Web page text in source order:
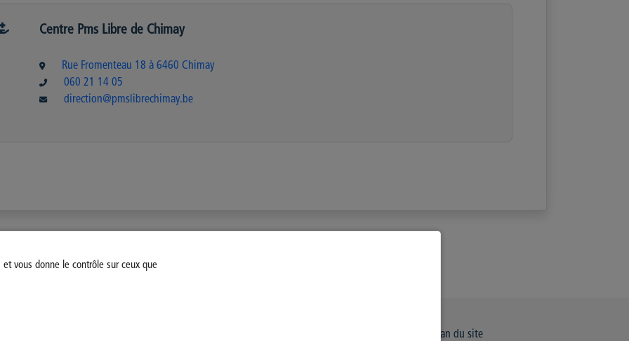
vous donne le contrôle sur ceux que
Centre Pms Libre de Chimay
Rue Fromenteau 18 à 6460 Chimay
060 21 14 05
direction@pmslibrechimay.be
Plan du site